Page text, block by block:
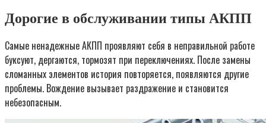
Дорогие в обслуживании типы АКПП
Самые ненадежные АКПП проявляют себя в неправильной работе
буксуют, дергаются, тормозят при переключениях. После замены
сломанных элементов история повторяется, появляются другие
проблемы. Вождение вызывает раздражение и становится
небезопасным.